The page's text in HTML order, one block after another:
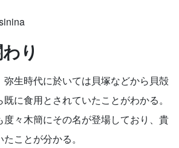
り
弥生時代に於いては貝塚などから貝殻
に食用とされていたことがわかる。
々木簡にその名が登場しており、貴
ことが分かる。